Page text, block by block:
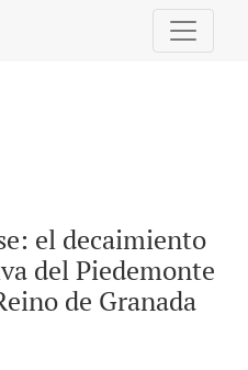
de la población
el decaimiento
del Piedemonte
de Granada